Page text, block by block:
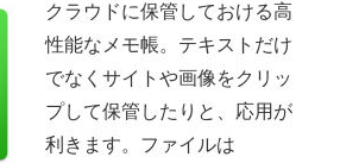
クラウドに保管しておける高
性能なメモ帳。テキストだけ
でなくサイトや画像をクリッ
プして保管したりと、応用が
利きます。ファイルは